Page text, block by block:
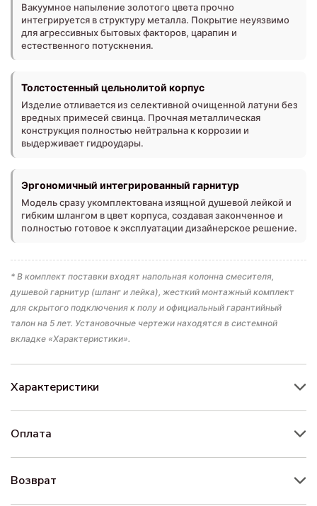
Вакуумное напыление золотого цвета прочно
интегрируется в структуру металла. Покрытие неуязвимо
для агрессивных бытовых факторов, царапин и
естественного потускнения.
Толстостенный цельнолитой корпус
Изделие отливается из селективной очищенной латуни без
вредных примесей свинца. Прочная металлическая
конструкция полностью нейтральна к коррозии и
выдерживает гидроудары.
Эргономичный интегрированный гарнитур
Модель сразу укомплектована изящной душевой лейкой и
гибким шлангом в цвет корпуса, создавая законченное и
полностью готовое к эксплуатации дизайнерское решение.
* В комплект поставки входят напольная колонна смесителя,
душевой гарнитур (шланг и лейка), жесткий монтажный комплект
для скрытого подключения к полу и официальный гарантийный
талон на 5 лет. Установочные чертежи находятся в системной
вкладке «Характеристики».
Характеристики
Оплата
Возврат